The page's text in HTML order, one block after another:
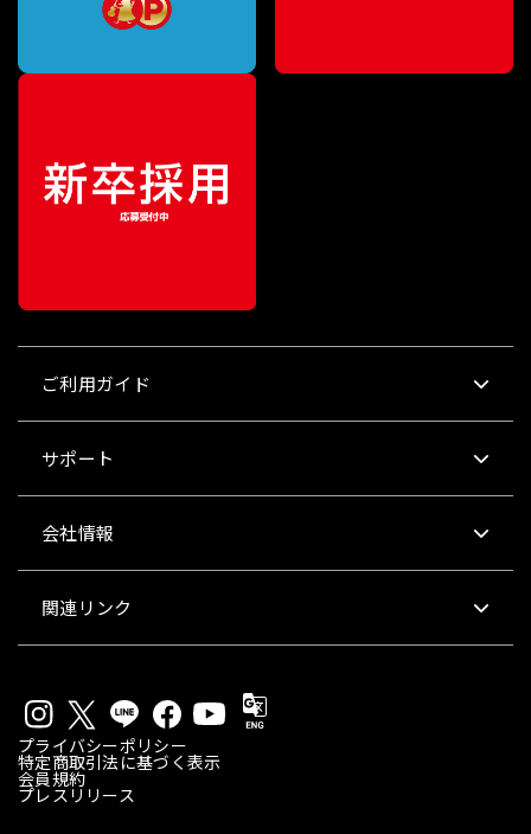
ご利用ガイド
サポート
会社情報
関連リンク
プライバシーポリシー
特定商取引法に基づく表示
会員規約
プレスリリース